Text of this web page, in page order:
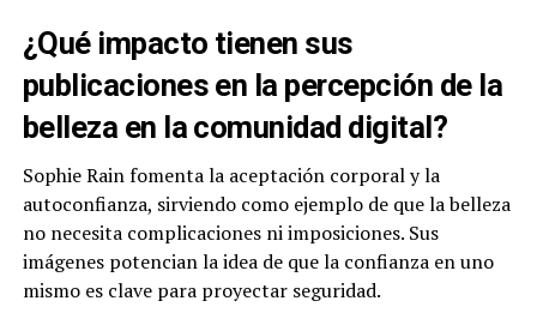
¿Qué impacto tienen sus
publicaciones en la percepción de la
belleza en la comunidad digital?
Sophie Rain fomenta la aceptación corporal y la
autoconfianza, sirviendo como ejemplo de que la belleza
no necesita complicaciones ni imposiciones. Sus
imágenes potencian la idea de que la confianza en uno
mismo es clave para proyectar seguridad.